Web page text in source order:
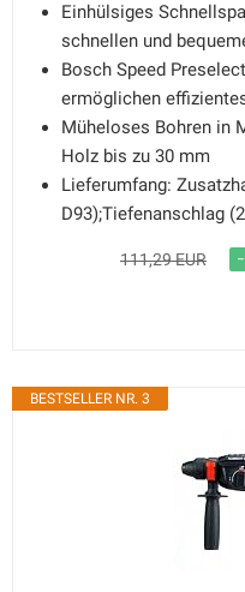
Einhülsiges
schnellen und
Bosch Speed
ermöglichen
Müheloses Bohren in
Holz bis zu 30 mm
Lieferumfang:
D93);Tiefenanschlag
111,29 EUR
BESTSELLER NR. 3